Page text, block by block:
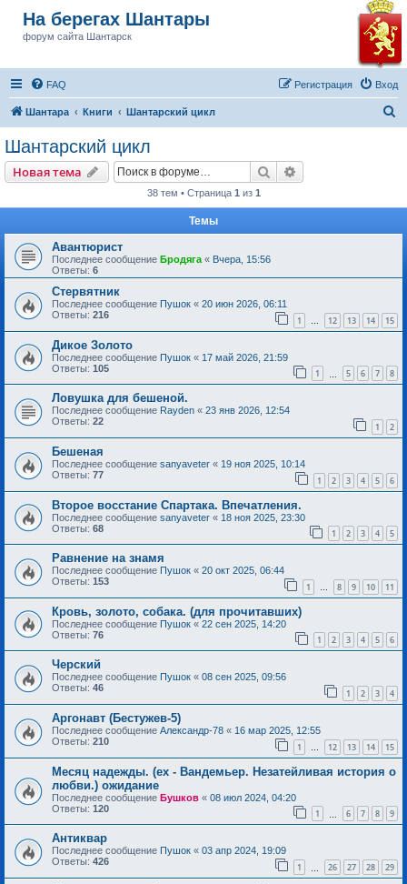
На берегах Шантары
форум сайта Шантарск
FAQ Вход
Регистрация
Шантара Книги Шантарский цикл
Шантарский цикл
Новая тема Поиск
38 тем • Страница 1 из 1
Темы
Авантюрист
Последнее сообщение Бродяга « Вчера, 15:56
Ответы: 6
Стервятник
Последнее сообщение Пушок « 20 июн 2026, 06:11
Ответы: 216 1 … 12 13 14 15
Дикое Золото
Последнее сообщение Пушок « 17 май 2026, 21:59
Ответы: 105 1 5 6 7 8
Ловушка для бешеной.
Последнее сообщение Rayden « 23 янв 2026, 12:54
Ответы: 22 1 2
Бешеная
Последнее сообщение sanyaveter « 19 ноя 2025, 10:14
Ответы: 77 1 2 3 4 5 6
Второе восстание Спартака. Впечатления.
Последнее сообщение sanyaveter « 18 ноя 2025, 23:30
Ответы: 68 1 2 3 4 5
Равнение на знамя
Последнее сообщение Пушок « 20 окт 2025, 06:44
Ответы: 153 1 … 8 9 10 11
Кровь, золото, собака. (для прочитавших)
Последнее сообщение Пушок « 22 сен 2025, 14:20
Ответы: 76 1 2 3 4 5 6
Черский
Последнее сообщение Пушок « 08 сен 2025, 09:56
Ответы: 46 1 2 3 4
Аргонавт (Бестужев-5)
Последнее сообщение Александр-78 « 16 мар 2025, 12:55
Ответы: 210 1 … 12 13 14 15
Месяц надежды. (ex - Вандемьер. Незатейливая история о
любви.) ожидание
Последнее сообщение Бушков « 08 июл 2024, 04:20
Ответы: 120 1 6 7 8 9
Антиквар
Последнее сообщение Пушок « 03 апр 2024, 19:09
Ответы: 426 1 26 27 28 29